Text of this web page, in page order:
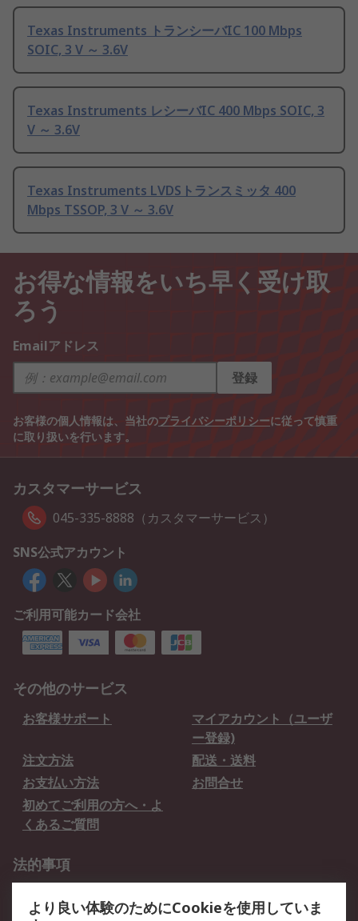
Texas Instruments トランシーバIC 100 Mbps
SOIC, 3 V ～ 3.6V
Texas Instruments レシーバIC 400 Mbps SOIC, 3
V ～ 3.6V
Texas Instruments LVDSトランスミッタ 400
Mbps TSSOP, 3 V ～ 3.6V
お得な情報をいち早く受け取
ろう
Emailアドレス
登録
お客様の個人情報は、当社のプライバシーポリシーに従って慎重
に取り扱いを行います。
カスタマーサービス
045-335-8888（カスタマーサービス）
SNS公式アカウント
ご利用可能カード会社
その他のサービス
お客様サポート
マイアカウント（ユーザ
ー登録)
注文方法
配送・送料
お支払い方法
お問合せ
初めてご利用の方へ・よ
くあるご質問
法的事項
クッキーポリシー
より良い体験のためにCookieを使用していま